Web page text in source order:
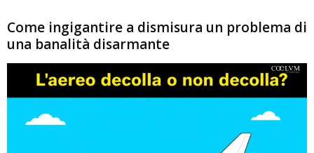
Come ingigantire a dismisura un problema di
una banalità disarmante